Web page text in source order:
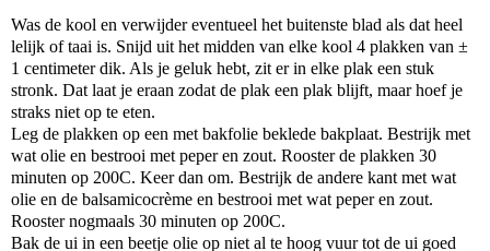
Was de kool en verwijder eventueel het buitenste blad als dat heel
lelijk of taai is. Snijd uit het midden van elke kool 4 plakken van ±
1 centimeter dik. Als je geluk hebt, zit er in elke plak een stuk
stronk. Dat laat je eraan zodat de plak een plak blijft, maar hoef je
straks niet op te eten.
Leg de plakken op een met bakfolie beklede bakplaat. Bestrijk met
wat olie en bestrooi met peper en zout. Rooster de plakken 30
minuten op 200C. Keer dan om. Bestrijk de andere kant met wat
olie en de balsamicocrème en bestrooi met wat peper en zout.
Rooster nogmaals 30 minuten op 200C.
Bak de ui in een beetje olie op niet al te hoog vuur tot de ui goed